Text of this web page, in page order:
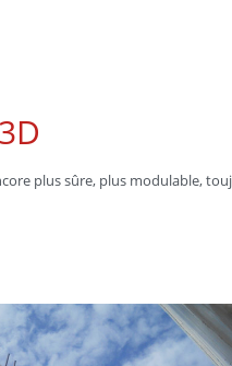
plus sûre, plus modulable,